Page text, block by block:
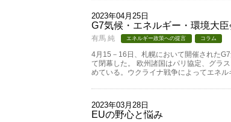
2023年04月25日
G7気候・エネルギー・環境大
有馬 純 エネルギー政策への提言 コラム
4月15－16日、札幌において開催された
て閉幕した。 欧州諸国はパリ協定、グラ
めている。ウクライナ戦争によってエネル
2023年03月28日
EUの野心と悩み